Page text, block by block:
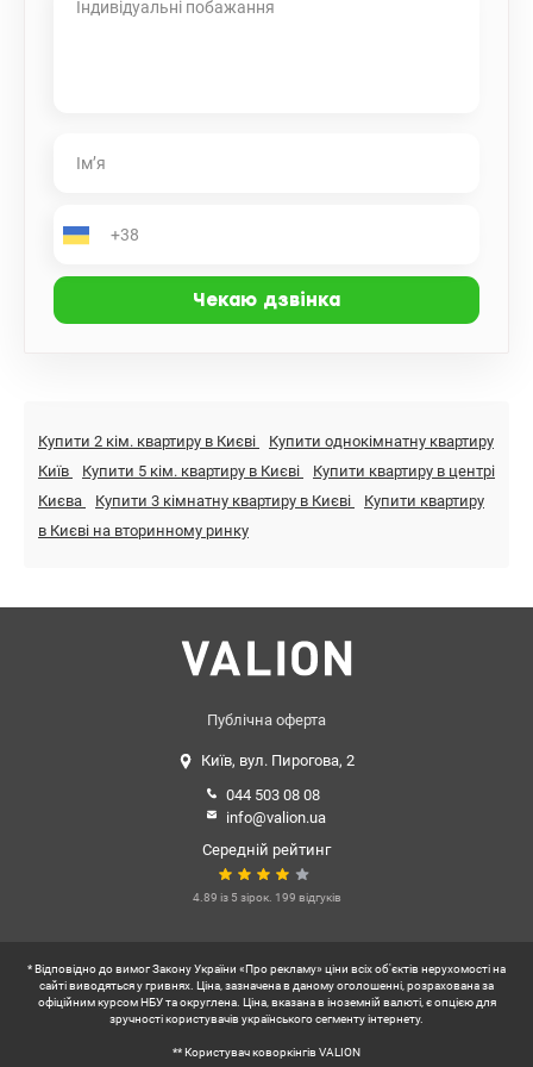
Купити 2 кім. квартиру в Києві
Купити однокімнатну квартиру
Київ
Купити 5 кім. квартиру в Києві
Купити квартиру в центрі
Києва
Купити 3 кімнатну квартиру в Києві
Купити квартиру
в Києві на вторинному ринку
Публічна оферта
Київ, вул. Пирогова, 2
044 503 08 08
info@valion.ua
Середній рейтинг
4.89 із 5 зірок. 199 відгуків
* Відповідно до вимог Закону України «Про рекламу» ціни всіх об'єктів нерухомості на
сайті виводяться у гривнях. Ціна, зазначена в даному оголошенні, розрахована за
офіційним курсом НБУ та округлена. Ціна, вказана в іноземній валюті, є опцією для
зручності користувачів українського сегменту інтернету.
** Користувач коворкінгів VALION